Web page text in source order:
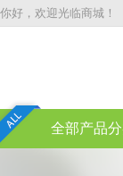
你好，欢迎光临商城！
全部产品